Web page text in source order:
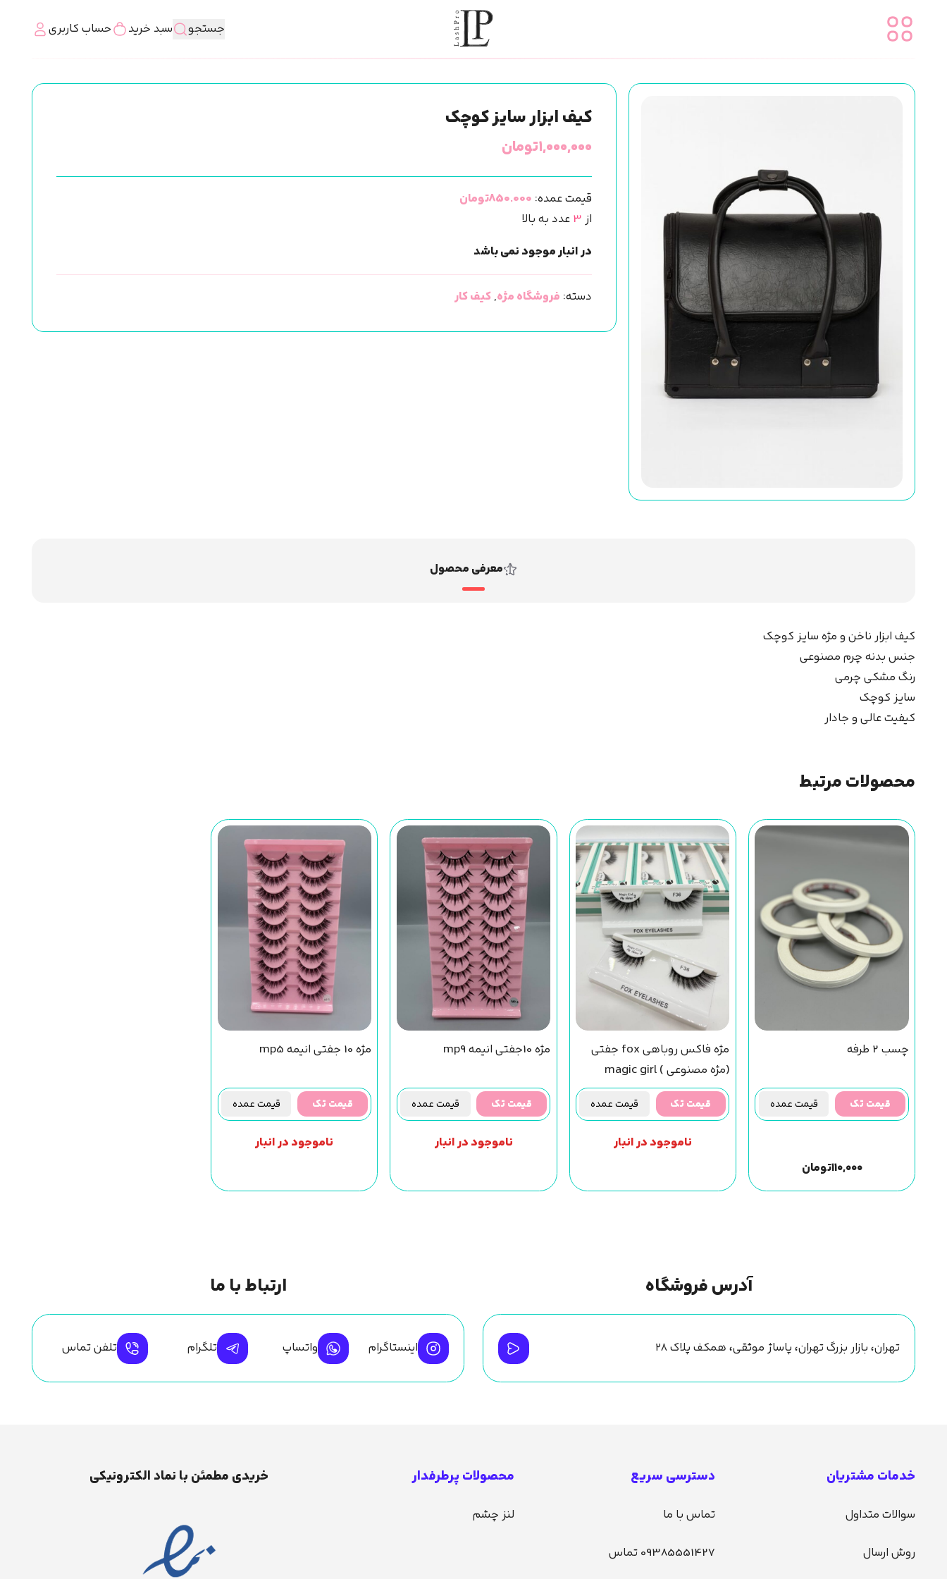
جستجو سبد خرید حساب کاربری
کیف ابزار سایز کوچک
۱,۰۰۰,۰۰۰تومان
قیمت عمده: 850.000تومان
از3عدد به بالا
در انبار موجود نمی باشد
دسته: فروشگاه مژه,کیف کار
معرفی محصول
کیف ابزار ناخن و مژه سایز کوچک
جنس بدنه چرم مصنوعی
رنگ مشکی چرمی
سایز کوچک
کیفیت عالی و جادار
محصولات مرتبط
چسب 2 طرفه
قیمت تک قیمت عمده
۱۱۰,۰۰۰تومان
مژه فاکس روباهی fox جفتی
(مژه مصنوعی ) magic girl
(f36) مجیک گرل
قیمت تک قیمت عمده
ناموجود در انبار
مژه 10جفتی انیمه mp9
قیمت تک قیمت عمده
ناموجود در انبار
مژه 10 جفتی انیمه mp5
قیمت تک قیمت عمده
ناموجود در انبار
آدرس فروشگاه
تهران، بازار بزرگ تهران، پاساژ موثقی، همکف پلاک ۲۸
ارتباط با ما
اینستاگرام واتساپ تلگرام تلفن تماس
خدمات مشتریان
سوالات متداول
روش ارسال
دسترسی سریع
تماس با ما
09385551427 تماس
محصولات پرطرفدار
لنز چشم
خریدی مطمئن با نماد الکترونیکی